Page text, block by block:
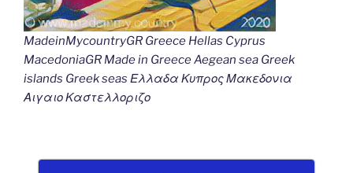
MadeinMycountryGR Greece Hellas Cyprus
MacedoniaGR Made in Greece Aegean sea Greek
islands Greek seas Ελλαδα Κυπρος Μακεδονια
Αιγαιο Καστελλοριζο